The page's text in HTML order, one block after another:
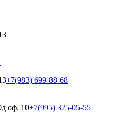
+7(983) 699-88-68
оф. 10+7(995) 325-05-55